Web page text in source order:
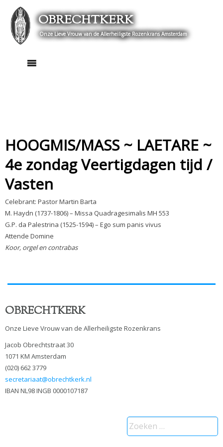
content
OBRECHTKERK
Onze Lieve Vrouw van de Allerheiligste Rozenkrans Amsterdam
HOOGMIS/MASS ~ LAETARE ~
4e zondag Veertigdagen tijd /
Vasten
Celebrant: Pastor Martin Barta
M. Haydn (1737-1806) – Missa Quadragesimalis MH 553
G.P. da Palestrina (1525-1594) – Ego sum panis vivus
Attende Domine
Koor, orgel en contrabas
OBRECHTKERK
Onze Lieve Vrouw van de Allerheiligste Rozenkrans
Jacob Obrechtstraat 30
1071 KM Amsterdam
(020) 662 3779
secretariaat@obrechtkerk.nl
IBAN NL98 INGB 0000107187
Zoeken
naar: